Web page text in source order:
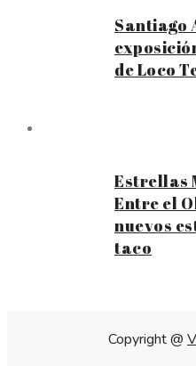
Santiago
de Loco
Estrellas
Entre el
nuevos
taco
Copyright @